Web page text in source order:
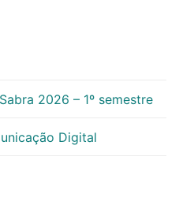
2026 – 1º semestre
Digital